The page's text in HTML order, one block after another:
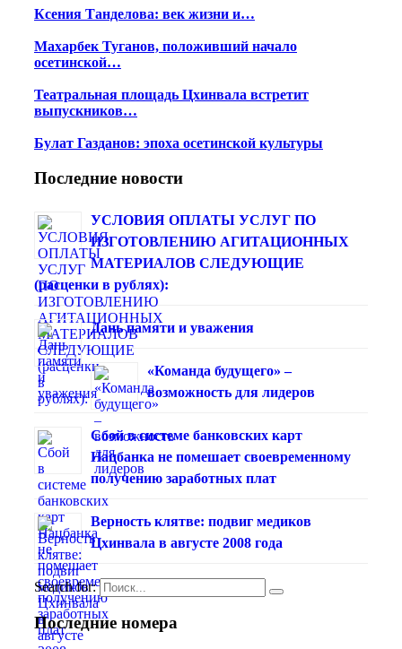
Ксения Танделова: век жизни и…
Махарбек Туганов, положивший начало
осетинской…
Театральная площадь Цхинвала встретит
выпускников…
Булат Газданов: эпоха осетинской культуры
Последние новости
УСЛОВИЯ ОПЛАТЫ УСЛУГ ПО
ИЗГОТОВЛЕНИЮ АГИТАЦИОННЫХ
МАТЕРИАЛОВ СЛЕДУЮЩИЕ
(расценки в рублях):
Дань памяти и уважения
«Команда будущего» –
возможность для лидеров
Сбой в системе банковских карт
Нацбанка не помешает своевременному
получению заработных плат
Верность клятве: подвиг медиков
Цхинвала в августе 2008 года
Search for:
Последние номера